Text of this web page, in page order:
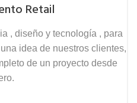
Retail
, diseño y tecnología , para
idea de nuestros clientes,
de un proyecto desde